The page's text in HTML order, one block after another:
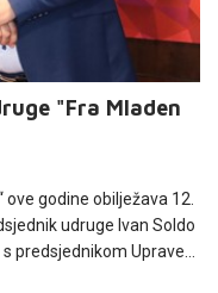
"Fra Mladen
godine obilježava 12.
udruge Ivan Soldo
predsjednikom Uprave